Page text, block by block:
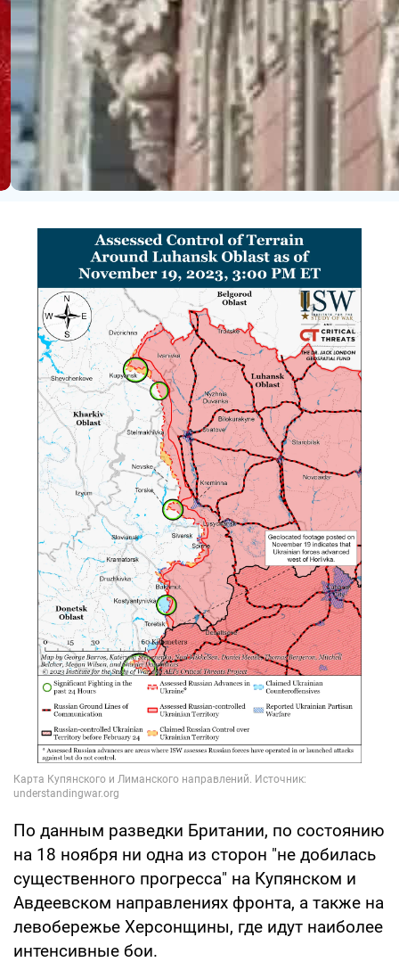
По данным разведки Британии, по состоянию
на 18 ноября ни одна из сторон "не добилась
существенного прогресса" на Купянском и
Авдеевском направлениях фронта, а также на
левобережье Херсонщины, где идут наиболее
интенсивные бои.